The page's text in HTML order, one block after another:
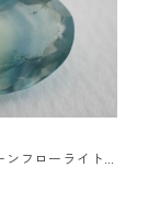
ンフローライト
トルース 10.2ct